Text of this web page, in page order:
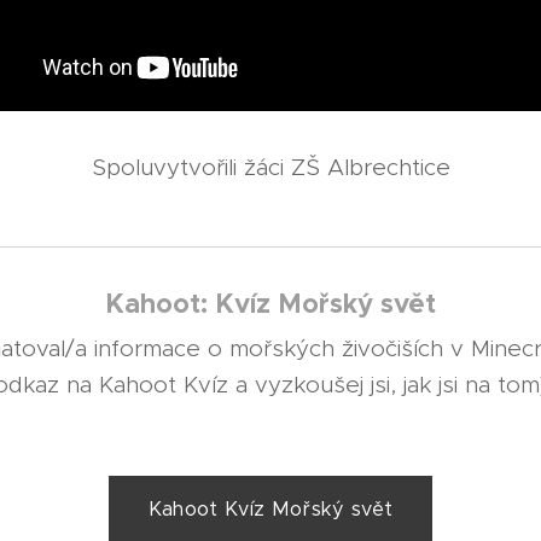
Spoluvytvořili žáci ZŠ Albrechtice
Kahoot: Kvíz Mořský svět
a informace o mořských živočiších v
na Kahoot Kvíz a vyzkoušej jsi, jak jsi na
Kahoot Kvíz Mořský svět